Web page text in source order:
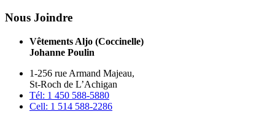
Nous Joindre
Vêtements Aljo (Coccinelle)
Johanne Poulin
1-256 rue Armand Majeau,
St-Roch de L’Achigan
Tél: 1 450 588-5880
Cell: 1 514 588-2286